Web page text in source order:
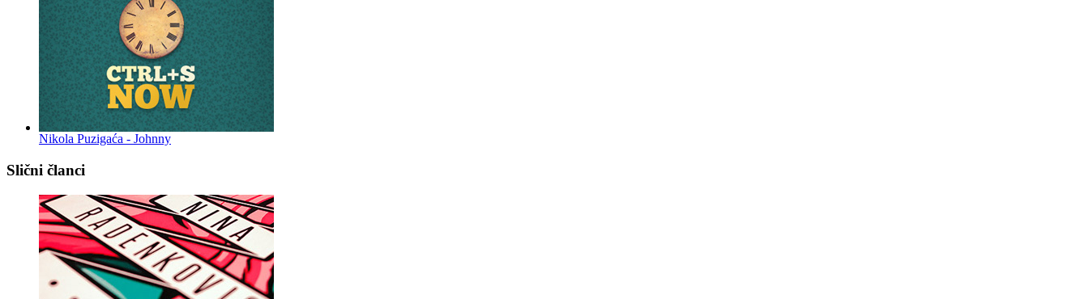
Nikola Puzigaća - Johnny
Slični članci